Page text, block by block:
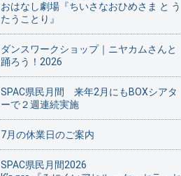
おはなし劇場『ちいさなおひめさま と う
たうことり』
ダンスワークショップ｜ニヤカムさんと
踊ろう！2026
SPAC県民月間 来年2月にもBOXシアタ
ーで２週連続実施
7月の休業日のご案内
SPAC県民月間2026